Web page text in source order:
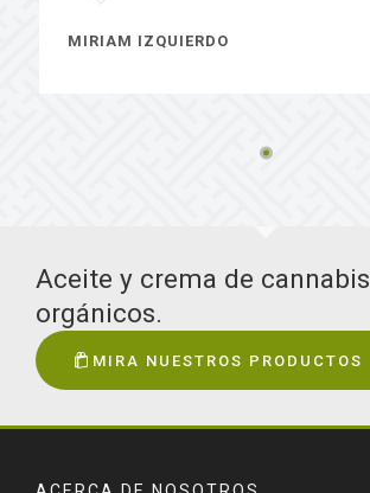
MIRIAM IZQUIERDO
Aceite y crema de cannabis
orgánicos.
MIRA NUESTROS PRODUCTOS